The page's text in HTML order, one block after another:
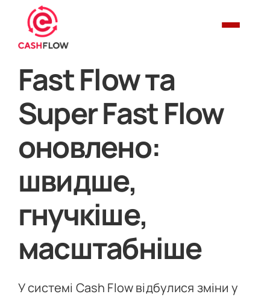
Fast Flow та
Super Fast Flow
оновлено:
швидше,
гнучкіше,
масштабніше
У системі Cash Flow відбулися зміни у